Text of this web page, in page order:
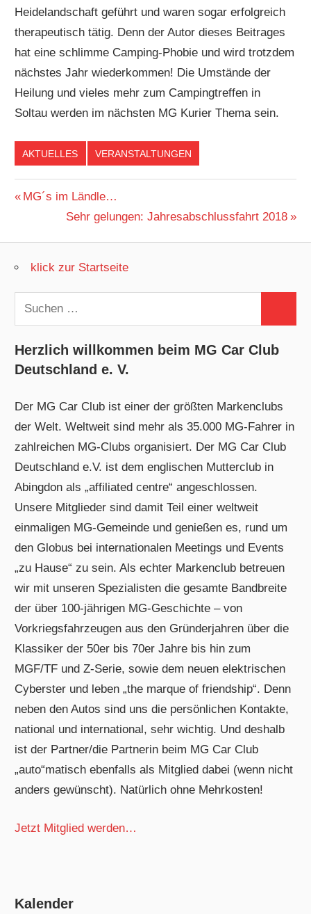
Heidelandschaft geführt und waren sogar erfolgreich
therapeutisch tätig. Denn der Autor dieses Beitrages
hat eine schlimme Camping-Phobie und wird trotzdem
nächstes Jahr wiederkommen! Die Umstände der
Heilung und vieles mehr zum Campingtreffen in
Soltau werden im nächsten MG Kurier Thema sein.
AKTUELLES VERANSTALTUNGEN
Beitragsnavigation
Vorheriger
MG´s im Ländle…
Nächster
Sehr gelungen: Jahresabschlussfahrt 2018
klick zur Startseite
Suchen
nach:
Herzlich willkommen beim MG Car Club
Deutschland e. V.
Der MG Car Club ist einer der größten Markenclubs
der Welt. Weltweit sind mehr als 35.000 MG-Fahrer in
zahlreichen MG-Clubs organisiert. Der MG Car Club
Deutschland e.V. ist dem englischen Mutterclub in
Abingdon als „affiliated centre“ angeschlossen.
Unsere Mitglieder sind damit Teil einer weltweit
einmaligen MG-Gemeinde und genießen es, rund um
den Globus bei internationalen Meetings und Events
„zu Hause“ zu sein. Als echter Markenclub betreuen
wir mit unseren Spezialisten die gesamte Bandbreite
der über 100-jährigen MG-Geschichte – von
Vorkriegsfahrzeugen aus den Gründerjahren über die
Klassiker der 50er bis 70er Jahre bis hin zum
MGF/TF und Z-Serie, sowie dem neuen elektrischen
Cyberster und leben „the marque of friendship“. Denn
neben den Autos sind uns die persönlichen Kontakte,
national und international, sehr wichtig. Und deshalb
ist der Partner/die Partnerin beim MG Car Club
„auto“matisch ebenfalls als Mitglied dabei (wenn nicht
anders gewünscht). Natürlich ohne Mehrkosten!
Jetzt Mitglied werden…
Kalender